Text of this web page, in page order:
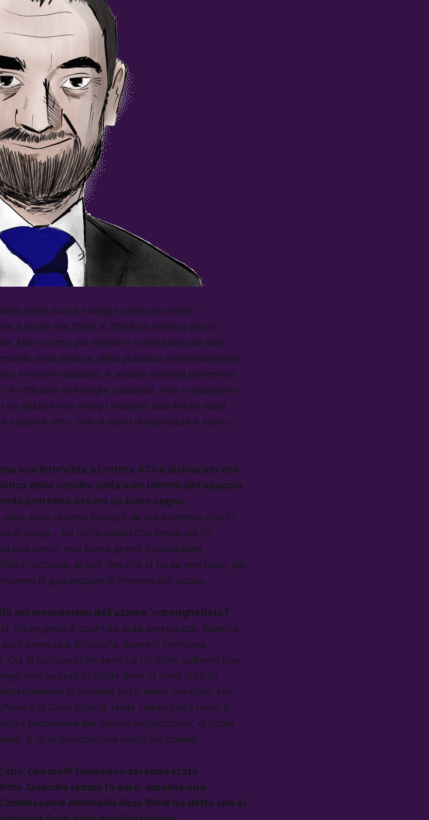
state nuove indagini particolarmente
a quelle dal 2006 al 2008 [di Infinito] alcuni
Non si sono più ripetuti – o non sono più stati
della politica, della pubblica amministrazione
emersi in passato. A essere ottimisti potremmo
in difficoltà le famiglie calabresi. Non lo sappiamo
un giudice non svolgo indagini: può anche darsi
scoprire altro, che si siano riorganizzati e stiano
sua intervista a Lettera 43 ha dichiarato che
delle cosche unita a un ritorno allo spaccio
potrebbe essere un buon segno.
state diverse indagini da cui è emerso che in
di droga – tra l’altro quello che fanno qui [in
alto livello, non fanno grandi importazioni,
rischiosa, si può dire che la fai se non riesci più
di guadagnare in maniera più sicura.
nei meccanismi dell’azione ‘ndranghetista?
‘ndrangheta è costruita sulla segretezza. Riesci a
avere una fotografia davvero completa
Qui di collaboratore serio ce n’è stato soltanto uno,
anni passati in Sicilia dove ci sono stati un
in maniera più o meno credibile, alla
di Cosa Nostra. Nella ‘ndrangheta riesci a
percezione dei modelli organizzativi, di come
È un’organizzazione molto più chiusa.
che molti temevano sarebbe stato
Qualche tempo fa però, durante una
Antimafia Rosy Bindi ha detto che si